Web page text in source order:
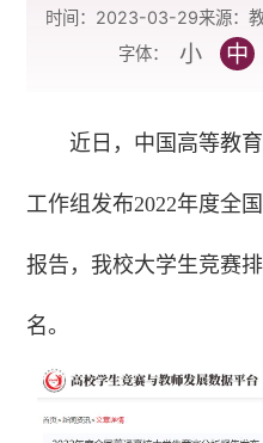
时间：2023-03-29来源：
字体：
小 中
近日，中国高等教
工作组发布2022年度全
报告，我校大学生竞赛
名。